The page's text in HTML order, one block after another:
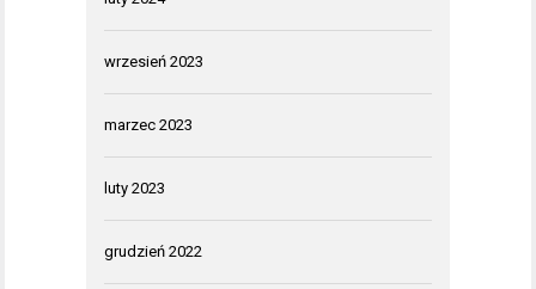
wrzesień 2023
marzec 2023
luty 2023
grudzień 2022